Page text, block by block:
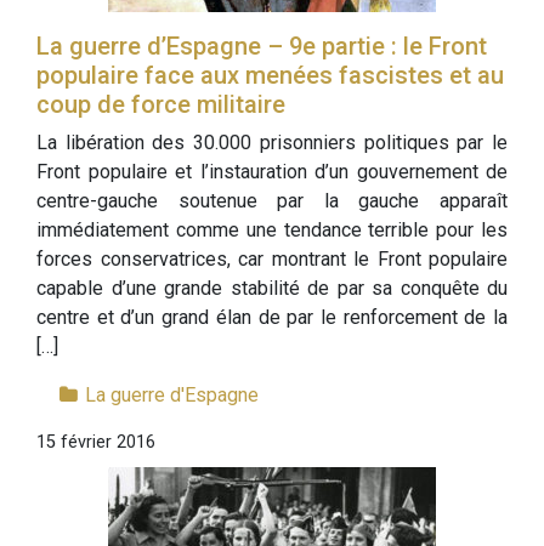
La guerre d’Espagne – 9e partie : le Front
populaire face aux menées fascistes et au
coup de force militaire
La libération des 30.000 prisonniers politiques par le
Front populaire et l’instauration d’un gouvernement de
centre-gauche soutenue par la gauche apparaît
immédiatement comme une tendance terrible pour les
forces conservatrices, car montrant le Front populaire
capable d’une grande stabilité de par sa conquête du
centre et d’un grand élan de par le renforcement de la
[…]
La guerre d'Espagne
15 février 2016